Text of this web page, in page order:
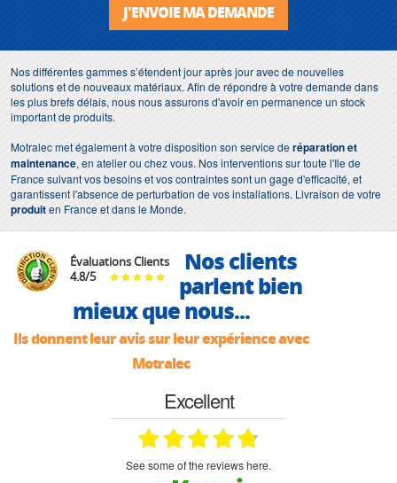
J'ENVOIE MA DEMANDE
Nos différentes gammes s’étendent jour après jour avec de nouvelles
solutions et de nouveaux matériaux. Afin de répondre à votre demande dans
les plus brefs délais, nous nous assurons d'avoir en permanence un stock
important de produits.
Motralec met également à votre disposition son service deréparation et
maintenance, en atelier ou chez vous. Nos interventions sur toute l'Ile de
France suivant vos besoins et vos contraintes sont un gage d'efficacité, et
garantissent l'absence de perturbation de vos installations. Livraison de votre
produiten France et dans le Monde.
Évaluations Clients
4.8/5
Nos clients
parlent bien
mieux que nous...
Ils donnent leur avis sur leur expérience avec
Motralec
Excellent
see some of the reviews here.